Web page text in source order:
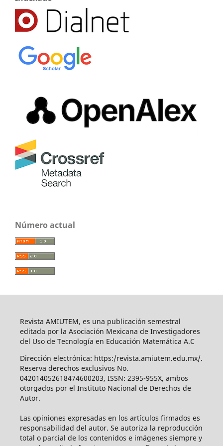
Número actual
Revista AMIUTEM, es una publicación semestral
editada por la Asociación Mexicana de Investigadores
del Uso de Tecnología en Educación Matemática A.C
Dirección electrónica: https:/revista.amiutem.edu.mx/.
Reserva derechos exclusivos No.
042014052618474600203, ISSN: 2395-955X, ambos
otorgados por el Instituto Nacional de Derechos de
Autor.
Las opiniones expresadas en los artículos firmados es
responsabilidad del autor. Se autoriza la reproducción
total o parcial de los contenidos e imágenes siempre y